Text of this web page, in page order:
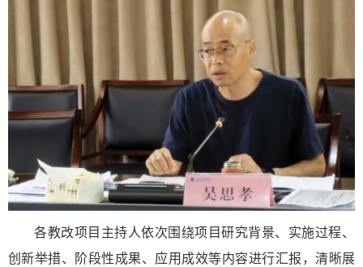
各教改项目主持人依次围绕项目研究背景、实施过程、
创新举措、阶段性成果、应用成效等内容进行汇报，清晰展